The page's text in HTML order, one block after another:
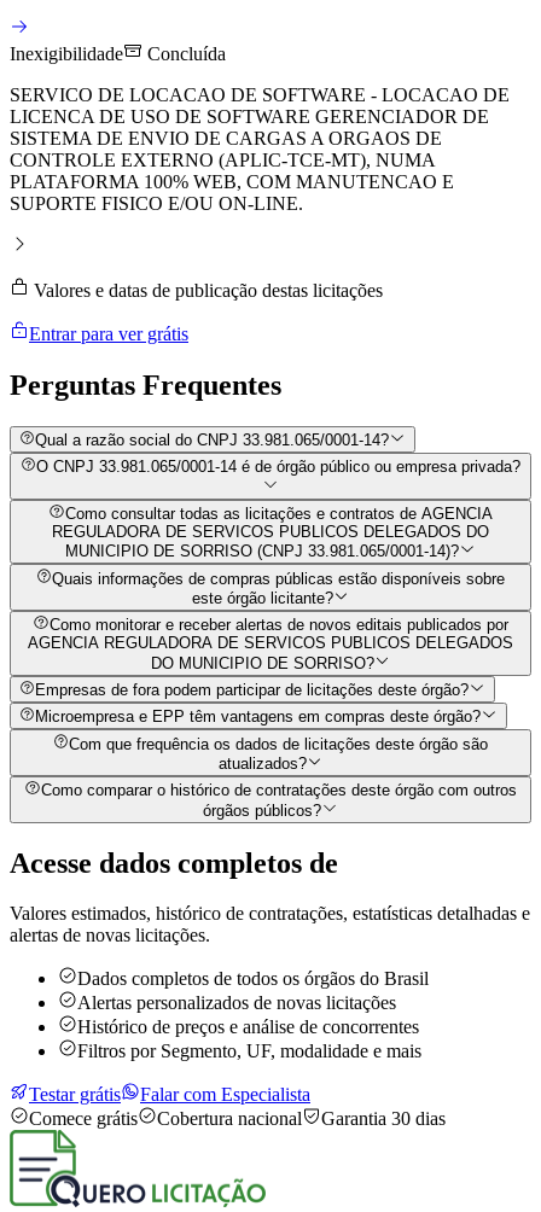
Inexigibilidade
Concluída
SERVICO DE LOCACAO DE SOFTWARE - LOCACAO DE
LICENCA DE USO DE SOFTWARE GERENCIADOR DE
SISTEMA DE ENVIO DE CARGAS A ORGAOS DE
CONTROLE EXTERNO (APLIC-TCE-MT), NUMA
PLATAFORMA 100% WEB, COM MANUTENCAO E
SUPORTE FISICO E/OU ON-LINE.
Valores e datas de publicação destas licitações
Entrar para ver grátis
Perguntas Frequentes
Qual a razão social do CNPJ 33.981.065/0001-14?
O CNPJ 33.981.065/0001-14 é de órgão público ou empresa privada?
Como consultar todas as licitações e contratos de AGENCIA
REGULADORA DE SERVICOS PUBLICOS DELEGADOS DO
MUNICIPIO DE SORRISO (CNPJ 33.981.065/0001-14)?
Quais informações de compras públicas estão disponíveis sobre
este órgão licitante?
Como monitorar e receber alertas de novos editais publicados por
AGENCIA REGULADORA DE SERVICOS PUBLICOS DELEGADOS
DO MUNICIPIO DE SORRISO?
Empresas de fora podem participar de licitações deste órgão?
Microempresa e EPP têm vantagens em compras deste órgão?
Com que frequência os dados de licitações deste órgão são
atualizados?
Como comparar o histórico de contratações deste órgão com outros
órgãos públicos?
Acesse dados completos de
Valores estimados, histórico de contratações, estatísticas detalhadas e
alertas de novas licitações.
Dados completos de todos os órgãos do Brasil
Alertas personalizados de novas licitações
Histórico de preços e análise de concorrentes
Filtros por Segmento, UF, modalidade e mais
Testar grátis
Falar com Especialista
Comece grátis
Cobertura nacional Garantia 30 dias